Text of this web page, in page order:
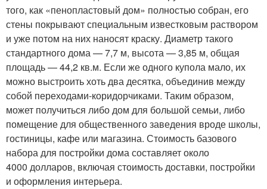
того, как «пенопластовый дом» полностью собран, его
стены покрывают специальным известковым раствором
и уже потом на них наносят краску. Диаметр такого
стандартного дома — 7,7 м, высота — 3,85 м, общая
площадь — 44,2 кв.м. Если же одного купола мало, их
можно выстроить хоть два десятка, объединив между
собой переходами-коридорчиками. Таким образом,
может получиться либо дом для большой семьи, либо
помещение для общественного заведения вроде школы,
гостиницы, кафе или магазина. Стоимость базового
набора для постройки дома составляет около
4000 долларов, включая стоимость доставки, постройки
и оформления интерьера.